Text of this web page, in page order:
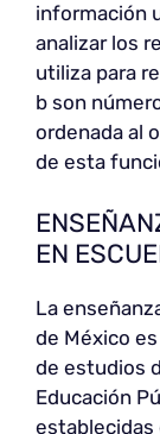
información
analizar los
utiliza para
b son
ordenada al
de esta
EN
La
de México
de estudios
Educación
establecidas